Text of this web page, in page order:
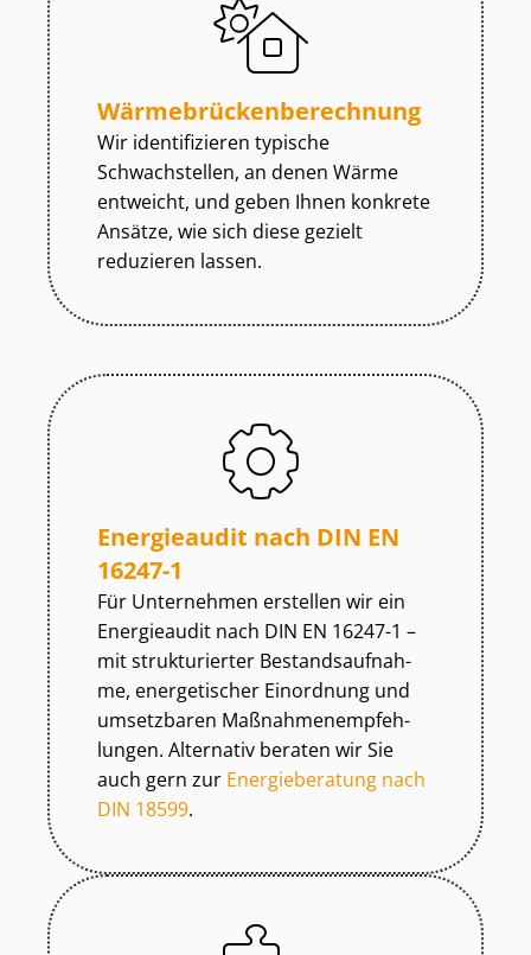
Wär­me­brü­cken­be­rech­nung
Wir identifizieren typische
Schwachstellen, an denen Wärme
entweicht, und geben Ihnen konkrete
Ansätze, wie sich diese gezielt
reduzieren lassen.
Energieaudit nach DIN EN
16247-1
Für Unternehmen erstellen wir ein
Energieaudit nach DIN EN 16247-1 –
mit strukturierter Be­stands­auf­nah­
me, energetischer Einordnung und
umsetzbaren Maß­nah­men­emp­feh­
lun­gen. Alternativ beraten wir Sie
auch gern zur Energieberatung nach
DIN 18599.